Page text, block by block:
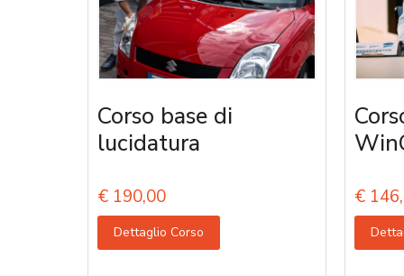
Corso base di
lucidatura
€ 190,00
Dettaglio Corso
€